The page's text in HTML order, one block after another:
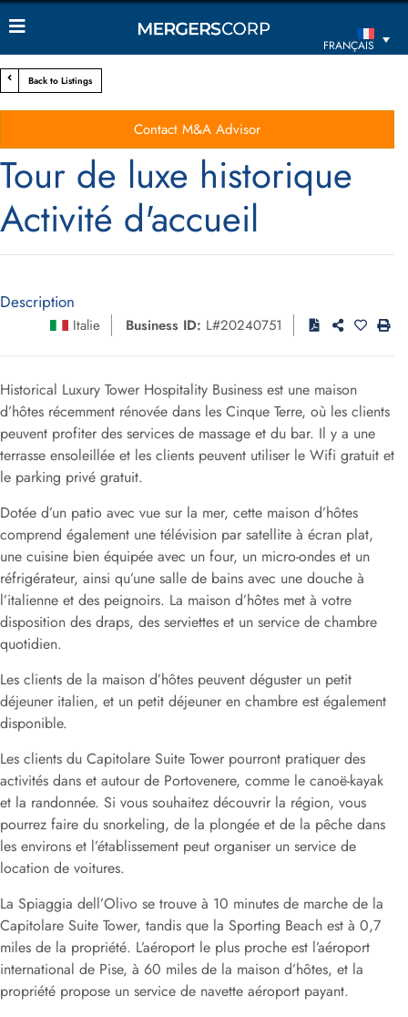
FRANÇAIS
Back to Listings
Contact M&A Advisor
Tour de luxe historique
Activité d'accueil
Description
Italie Business ID: L#20240751
Historical Luxury Tower Hospitality Business est une maison
d’hôtes récemment rénovée dans les Cinque Terre, où les clients
peuvent profiter des services de massage et du bar. Il y a une
terrasse ensoleillée et les clients peuvent utiliser le Wifi gratuit et
le parking privé gratuit.
Dotée d’un patio avec vue sur la mer, cette maison d’hôtes
comprend également une télévision par satellite à écran plat,
une cuisine bien équipée avec un four, un micro-ondes et un
réfrigérateur, ainsi qu’une salle de bains avec une douche à
l’italienne et des peignoirs. La maison d’hôtes met à votre
disposition des draps, des serviettes et un service de chambre
quotidien.
Les clients de la maison d’hôtes peuvent déguster un petit
déjeuner italien, et un petit déjeuner en chambre est également
disponible.
Les clients du Capitolare Suite Tower pourront pratiquer des
activités dans et autour de Portovenere, comme le canoë-kayak
et la randonnée. Si vous souhaitez découvrir la région, vous
pourrez faire du snorkeling, de la plongée et de la pêche dans
les environs et l’établissement peut organiser un service de
location de voitures.
La Spiaggia dell’Olivo se trouve à 10 minutes de marche de la
Capitolare Suite Tower, tandis que la Sporting Beach est à 0,7
miles de la propriété. L’aéroport le plus proche est l’aéroport
international de Pise, à 60 miles de la maison d’hôtes, et la
propriété propose un service de navette aéroport payant.